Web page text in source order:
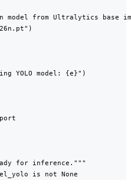
model from Ultralytics base
YOLO model: {e}")
for inference."""
is not None